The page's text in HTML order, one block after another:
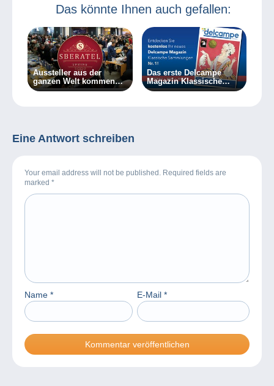
Das könnte Ihnen auch gefallen:
Aussteller aus der
ganzen Welt kommen
zur Frühjahrsmesse
Das erste Delcampe
Magazin Klassische
Sammlungen ist da!
Eine Antwort schreiben
Your email address will not be published. Required fields are
marked *
Name * E-Mail *